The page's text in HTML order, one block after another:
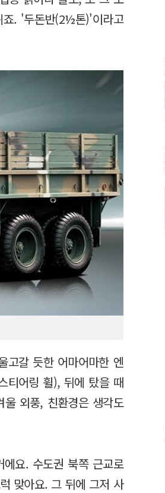
죠. '두돈반(2½톤)'이라고
고갈 듯한 어마어마한 엔
티어링 휠), 뒤에 탔을 때
외풍, 친환경은 생각도
요. 수도권 북쪽 근교로
맞아요. 그 뒤에 그저 사